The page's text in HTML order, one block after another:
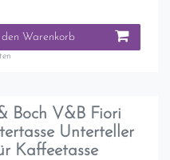
den Warenkorb
Boch V&B Fiori
Unterteller
Kaffeetasse